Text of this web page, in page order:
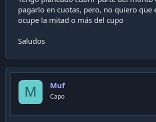
pagarlo en cuotas, pero, no quiero que
ocupe la mitad o más del cupo
Saludos
M Muf
Capo